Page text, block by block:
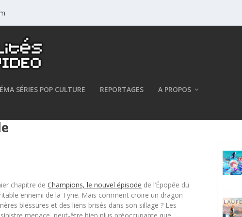
SÉRIES POP CULTURE REPORTAGES A PROPOS
chapitre deChampions, le nouvel épisode de l’Épopée du
ennemi de la Tyrie. Mais comment croire un dragon
blessures et des liens brisés dans son sillage ? Les